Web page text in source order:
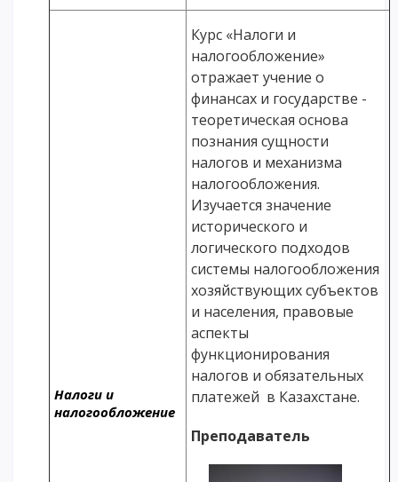
Налоги и
налогообложение
Курс «Налоги и
налогообложение»
отражает учение о
финансах и государстве -
теоретическая основа
познания сущности
налогов и механизма
налогообложения.
Изучается значение
исторического и
логического подходов
системы налогообложения
хозяйствующих субъектов
и населения, правовые
аспекты
функционирования
налогов и обязательных
платежей в Казахстане.
Преподаватель